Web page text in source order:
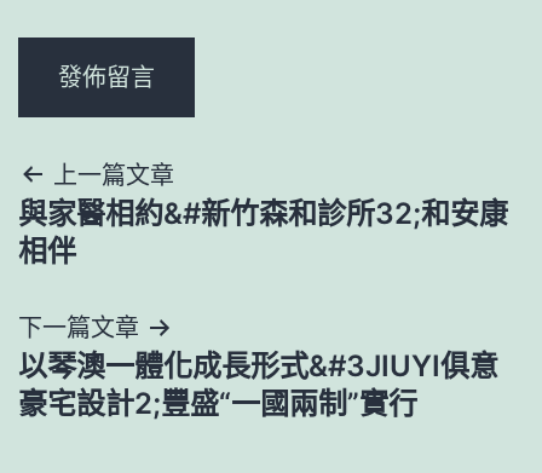
文
章
覽
上一篇文章
與家醫相約&#新竹森和診所32;和安康
相伴
下一篇文章
以琴澳一體化成長形式&#3JIUYI俱意
豪宅設計2;豐盛“一國兩制”實行